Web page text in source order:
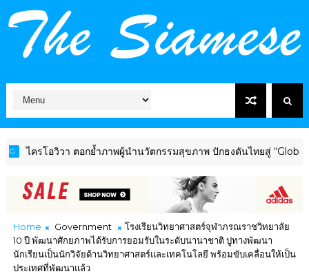
โอวิวา ตอกย้ำภาพผู้นำนวัตกรรมสุขภาพ ปักธงดันไทยสู่ “Global
Home Government
โรงเรียนวิทยาศาสตร์จุฬาภรณราชวิทยาลัย
10 ปี พัฒนาศักยภาพได้รับการยอมรับในระดับนานาชาติ ปูทางพัฒนา
นักเรียนเป็นนักวิจัยด้านวิทยาศาสตร์และเทคโนโลยี พร้อมขับเคลื่อนให้เป็น
ประเทศที่พัฒนาแล้ว